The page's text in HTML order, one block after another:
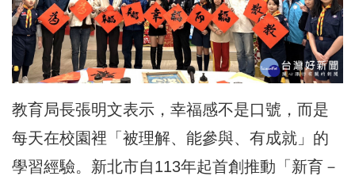
教育局長張明文表示，幸福感不是口號，而是
每天在校園裡「被理解、能參與、有成就」的
學習經驗。新北市自113年起首創推動「新育－